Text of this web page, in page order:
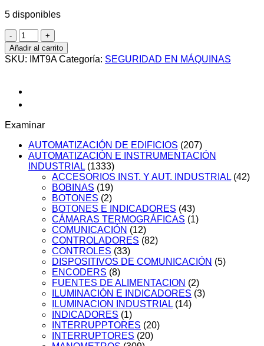
5 disponibles
IMT9A
cantidad
Añadir al carrito
SKU: IMT9A Categoría: SEGURIDAD EN MÁQUINAS
Examinar
AUTOMATIZACIÓN DE EDIFICIOS (207)
AUTOMATIZACIÓN E INSTRUMENTACIÓN
INDUSTRIAL (1333)
ACCESORIOS INST. Y AUT. INDUSTRIAL (42)
BOBINAS (19)
BOTONES (2)
BOTONES E INDICADORES (43)
CÁMARAS TERMOGRÁFICAS (1)
COMUNICACIÓN (12)
CONTROLADORES (82)
CONTROLES (33)
DISPOSITIVOS DE COMUNICACIÓN (5)
ENCODERS (8)
FUENTES DE ALIMENTACION (2)
ILUMINACIÓN E INDICADORES (3)
ILUMINACION INDUSTRIAL (14)
INDICADORES (1)
INTERRUPPTORES (20)
INTERRUPTORES (20)